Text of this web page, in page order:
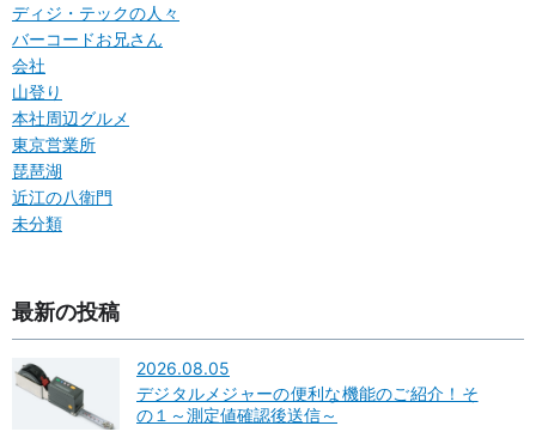
ディジ・テックの人々
バーコードお兄さん
会社
山登り
本社周辺グルメ
東京営業所
琵琶湖
近江の八衛門
未分類
最新の投稿
2026.08.05
デジタルメジャーの便利な機能のご紹介！そ
の１～測定値確認後送信～